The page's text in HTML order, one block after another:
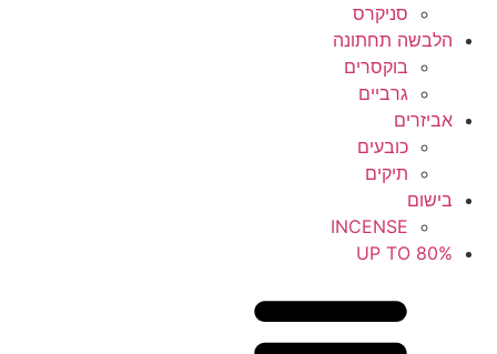
סניקרס
הלבשה תחתונה
בוקסרים
גרביים
אביזרים
כובעים
תיקים
בישום
INCENSE
UP TO 80%